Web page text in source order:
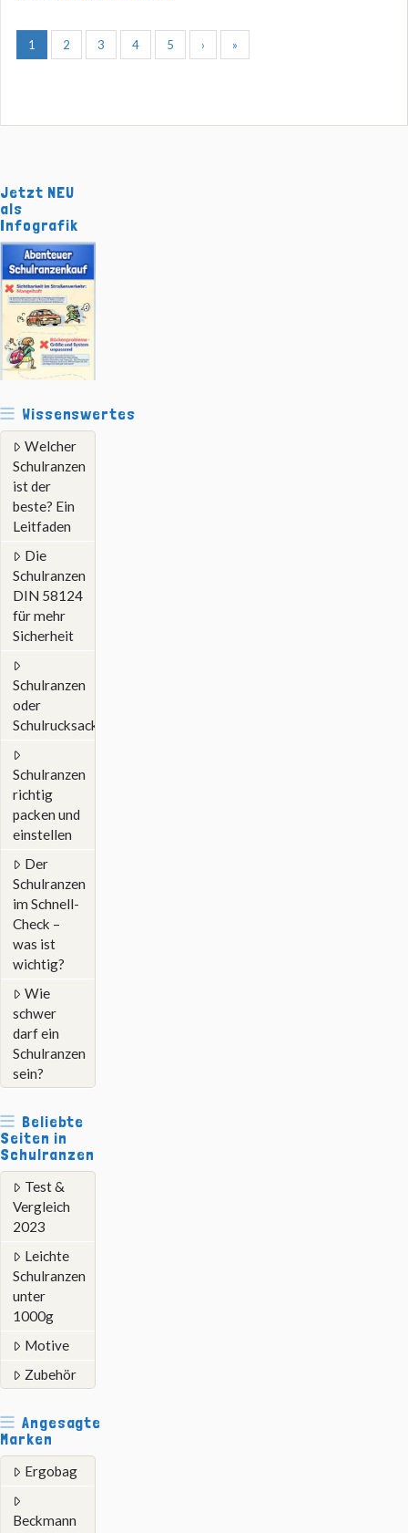
1 2 3 4 5 › »
Jetzt NEU
als
Infografik
Wissenswertes
Welcher
Schulranzen
ist der
beste? Ein
Leitfaden
Die
Schulranzen
DIN 58124
für mehr
Sicherheit
Schulranzen
oder
Schulrucksack?
Schulranzen
richtig
packen und
einstellen
Der
Schulranzen
im Schnell-
Check –
was ist
wichtig?
Wie
schwer
darf ein
Schulranzen
sein?
Beliebte
Seiten in
Schulranzen
Test &
Vergleich
2023
Leichte
Schulranzen
unter
1000g
Motive
Zubehör
Angesagte
Marken
Ergobag
Beckmann